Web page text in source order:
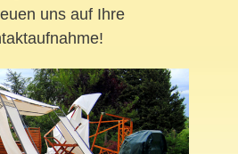
uns auf Ihre